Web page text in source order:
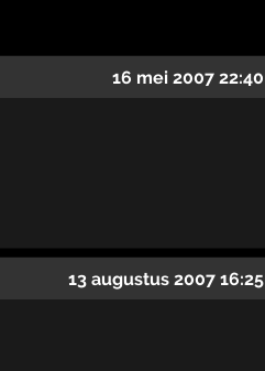
16 mei 2007 22:40
13 augustus 2007 16:25